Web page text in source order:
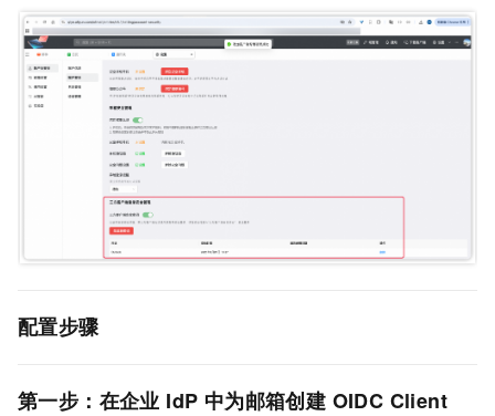
配置步骤
第一步：在企业 IdP 中为邮箱创建 OIDC Client